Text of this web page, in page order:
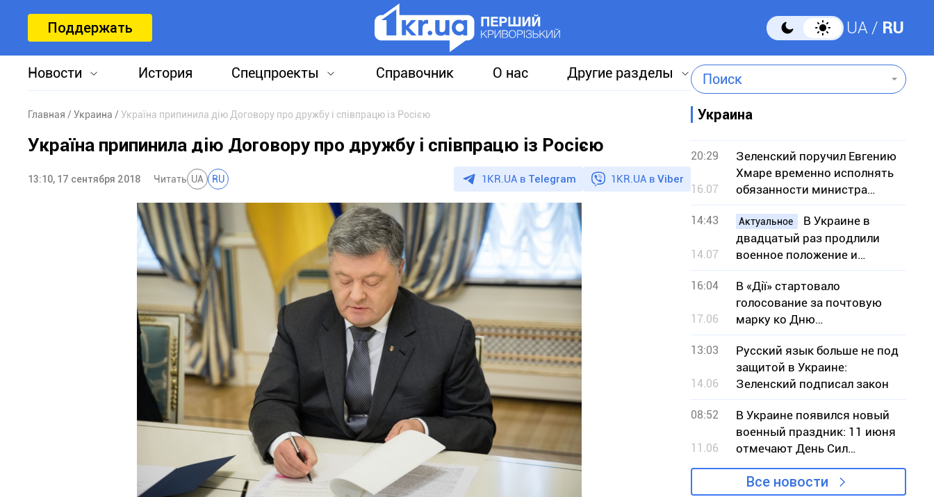
Поддержать UA RU
Новости История Спецпроекты Справочник О нас Другие разделы Поиск
Главная Украина Україна припинила дію Договору про дружбу і співпрацю із Росією
Україна припинила дію Договору про дружбу і співпрацю із Росією
13:10, 17 сентября 2018 Читать UA RU 1KR.UA в Telegram 1KR.UA в Viber
Украина
20:29
16.07
Зеленский поручил Евгению
Хмаре временно исполнять
обязанности министра
обороны
14:43
14.07
Актуальное
В Украине в
двадцатый раз продлили
военное положение и
мобилизацию: на какой срок
16:04
17.06
В «Дії» стартовало
голосование за почтовую
марку ко Дню
Независимости Украины
13:03
14.06
Русский язык больше не под
защитой в Украине:
Зеленский подписал закон
08:52
11.06
В Украине появился новый
военный праздник: 11 июня
отмечают День Сил
беспилотных систем
Все новости